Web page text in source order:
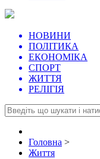
НОВИНИ
ПОЛІТИКА
ЕКОНОМІКА
СПОРТ
ЖИТТЯ
РЕЛІГІЯ
Головна >
Життя